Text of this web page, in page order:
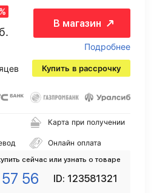
В магазин
Подробнее
Купить в рассрочку
Карта при получении
Онлайн оплата
сейчас или узнать о товаре
56
ID: 123581321